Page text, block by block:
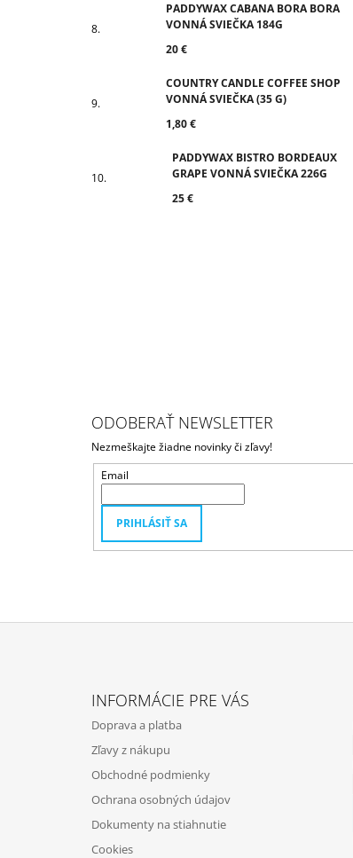
PADDYWAX CABANA BORA BORA
VONNÁ SVIEČKA 184G
20 €
COUNTRY CANDLE COFFEE SHOP
VONNÁ SVIEČKA (35 G)
1,80 €
PADDYWAX BISTRO BORDEAUX
GRAPE VONNÁ SVIEČKA 226G
25 €
ODOBERAŤ NEWSLETTER
Nezmeškajte žiadne novinky či zľavy!
Email
PRIHLÁSIŤ SA
INFORMÁCIE PRE VÁS
Doprava a platba
Zľavy z nákupu
Obchodné podmienky
Ochrana osobných údajov
Dokumenty na stiahnutie
Cookies